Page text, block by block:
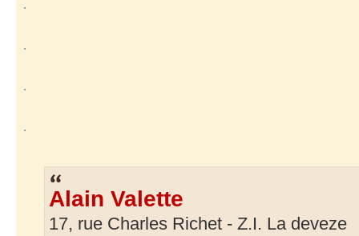
Alain Valette
17, rue Charles Richet - Z.I. La deveze